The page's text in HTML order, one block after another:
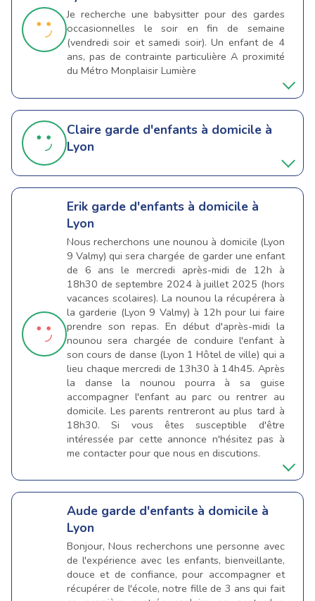
Je recherche une babysitter pour des gardes
occasionnelles le soir en fin de semaine
(vendredi soir et samedi soir). Un enfant de 4
ans, pas de contrainte particulière A proximité
du Métro Monplaisir Lumière
Claire garde d'enfants à domicile à
Lyon
Erik garde d'enfants à domicile à
Lyon
Nous recherchons une nounou à domicile (Lyon
9 Valmy) qui sera chargée de garder une enfant
de 6 ans le mercredi après-midi de 12h à
18h30 de septembre 2024 à juillet 2025 (hors
vacances scolaires). La nounou la récupérera à
la garderie (Lyon 9 Valmy) à 12h pour lui faire
prendre son repas. En début d'après-midi la
nounou sera chargée de conduire l'enfant à
son cours de danse (Lyon 1 Hôtel de ville) qui a
lieu chaque mercredi de 13h30 à 14h45. Après
la danse la nounou pourra à sa guise
accompagner l'enfant au parc ou rentrer au
domicile. Les parents rentreront au plus tard à
18h30. Si vous êtes susceptible d'être
intéressée par cette annonce n'hésitez pas à
me contacter pour que nous en discutions.
Aude garde d'enfants à domicile à
Lyon
Bonjour, Nous recherchons une personne avec
de l'expérience avec les enfants, bienveillante,
douce et de confiance, pour accompagner et
récupérer de l'école, notre fille de 3 ans qui fait